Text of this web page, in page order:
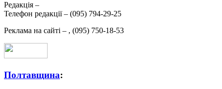
Редакція –
Телефон редакції – (095) 794-29-25
Реклама на сайті – , (095) 750-18-53
Полтавщина: